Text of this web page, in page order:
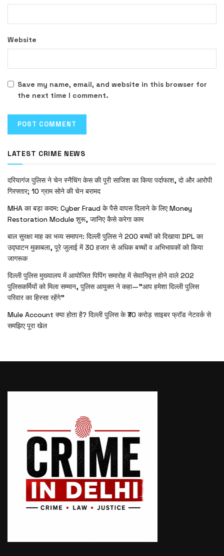
Website
Save my name, email, and website in this browser for
the next time I comment.
LATEST CRIME NEWS
दरियागंज पुलिस ने चेन स्नैचिंग केस की पूरी साजिश का किया पर्दाफाश, दो और आरोपी
गिरफ्तार; 10 ग्राम सोने की चेन बरामद
MHA का बड़ा कदम: Cyber Fraud के पैसे वापस दिलाने के लिए Money
Restoration Module शुरू, जानिए कैसे करेगा काम
बाल सुरक्षा माह का भव्य समापन: दिल्ली पुलिस ने 200 बच्चों को दिखाया DPL का
उद्घाटन मुकाबला, पूरे जुलाई में 30 हजार से अधिक बच्चों व अभिभावकों को किया
जागरूक
दिल्ली पुलिस मुख्यालय में आयोजित पिपिंग समारोह में सेवानिवृत्त होने वाले 202
पुलिसकर्मियों को मिला सम्मान, पुलिस आयुक्त ने कहा—”आप हमेशा दिल्ली पुलिस
परिवार का हिस्सा रहेंगे”
Mule Account क्या होता है? दिल्ली पुलिस के ₹70 करोड़ साइबर फ्रॉड नेटवर्क से
समझिए पूरा खेल